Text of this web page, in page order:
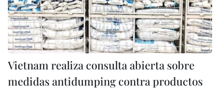
Vietnam realiza consulta abierta sobre
medidas antidumping contra productos